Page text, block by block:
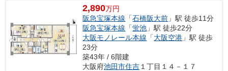
2,890万円
阪急宝塚本線 「石橋阪大前 」駅 徒歩11分
阪急宝塚本線 「蛍池 」駅 徒歩22分
大阪モノレール本線 「大阪空港 」駅 徒歩
23分
築43年 / 6階建
大阪府池田市住吉 １丁目１４－１７